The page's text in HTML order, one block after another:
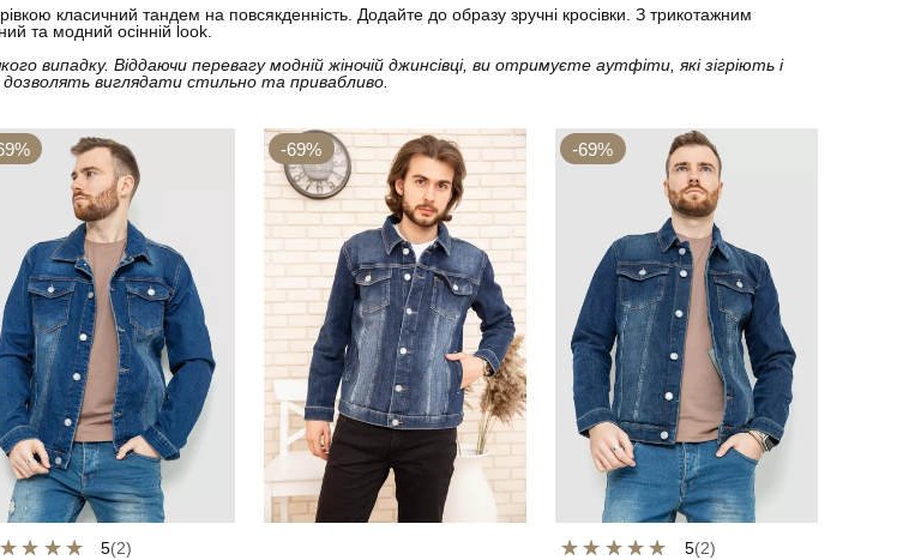
класичний тандем на повсякденність. Додайте до образу зручні кросівки. З трикотажним
та модний осінній look.
випадку. Віддаючи перевагу модній жіночій джинсівці, ви отримуєте аутфіти, які зігріють і
виглядати стильно та привабливо.
5(2)
-69% -69%
5(2)